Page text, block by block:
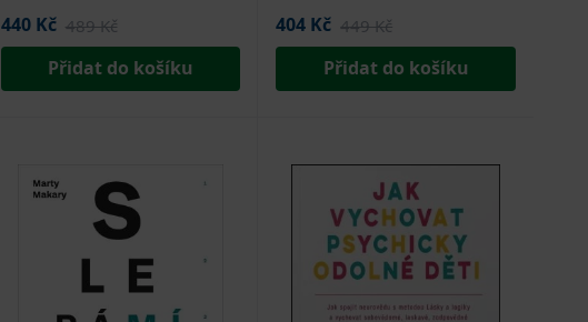
440 Kč 489 Kč
Přidat do košíku
404 Kč 449 Kč
Přidat do košíku